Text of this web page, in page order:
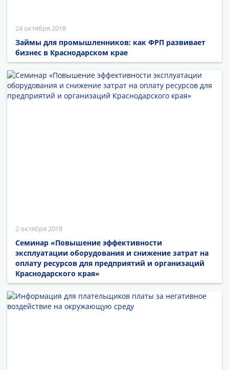
24 октября 2018
Займы для промышленников: как ФРП развивает
бизнес в Краснодарском крае
2 октября 2018
Семинар «Повышение эффективности
эксплуатации оборудования и снижение затрат на
оплату ресурсов для предприятий и организаций
Краснодарского края»